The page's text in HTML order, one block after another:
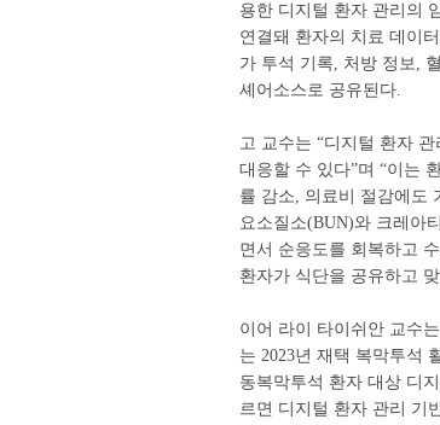
용한 디지털 환자 관리의
연결돼 환자의 치료 데이
가 투석 기록, 처방 정보,
셰어소스로 공유된다.
고 교수는 “디지털 환자
대응할 수 있다”며 “이는
률 감소, 의료비 절감에도
요소질소(BUN)와 크레아
면서 순응도를 회복하고
환자가 식단을 공유하고
이어 라이 타이쉬안 교수
는 2023년 재택 복막투석
동복막투석 환자 대상 디
르면 디지털 환자 관리 기